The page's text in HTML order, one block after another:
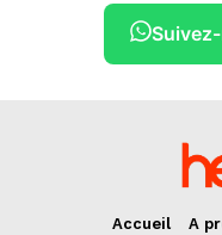
Accueil A